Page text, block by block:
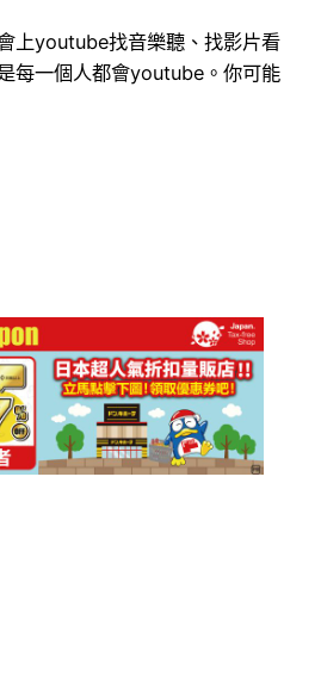
上youtube找音樂聽、找影片看
每一個人都會youtube。你可能